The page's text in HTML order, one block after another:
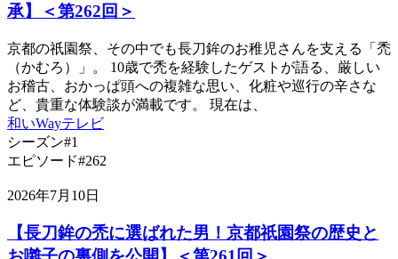
承】＜第262回＞
京都の祇園祭、その中でも長刀鉾のお稚児さんを支える「禿
（かむろ）」。 10歳で禿を経験したゲストが語る、厳しい
お稽古、おかっぱ頭への複雑な思い、化粧や巡行の辛さな
ど、貴重な体験談が満載です。 現在は、
和いWayテレビ
シーズン#1
エピソード#262
2026年7月10日
【長刀鉾の禿に選ばれた男！京都祇園祭の歴史と